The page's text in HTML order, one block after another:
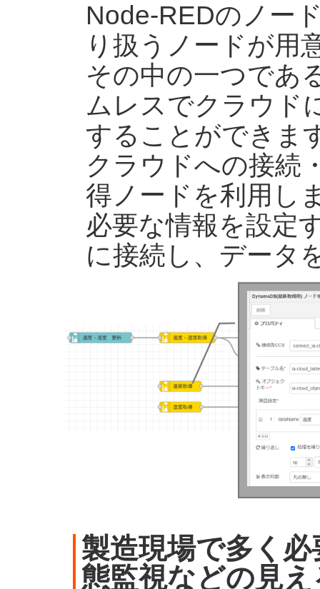
Node-REDのノー
り扱うノードが用
その中の一つであ
ムレスでクラウド
することができま
クラウドへの接続
得ノードを利用し
必要な情報を設定
に接続し、データ
製造現場で多く
態監視などの見